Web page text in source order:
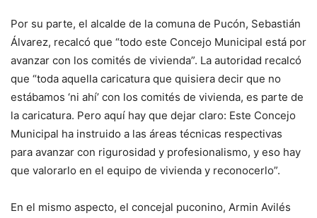
Por su parte, el alcalde de la comuna de Pucón, Sebastián
Álvarez, recalcó que “todo este Concejo Municipal está por
avanzar con los comités de vivienda”. La autoridad recalcó
que “toda aquella caricatura que quisiera decir que no
estábamos ‘ni ahí’ con los comités de vivienda, es parte de
la caricatura. Pero aquí hay que dejar claro: Este Concejo
Municipal ha instruido a las áreas técnicas respectivas
para avanzar con rigurosidad y profesionalismo, y eso hay
que valorarlo en el equipo de vivienda y reconocerlo”.
En el mismo aspecto, el concejal puconino, Armin Avilés